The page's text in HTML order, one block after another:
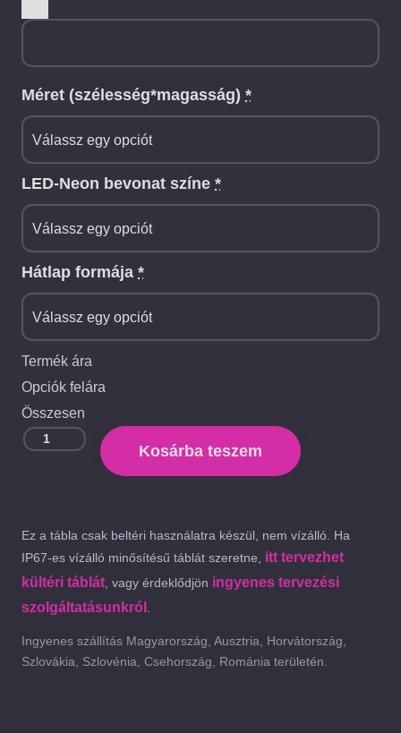
Méret (szélesség*magasság) *
LED-Neon bevonat színe *
Hátlap formája *
Termék ára
Opciók felára
Összesen
Kosárba teszem
Ez a tábla csak beltéri használatra készül, nem vízálló. Ha
IP67-es vízálló minősítésű táblát szeretne, itt tervezhet
kültéri táblát , vagy érdeklődjön ingyenes tervezési
szolgáltatásunkról
Ingyenes szállítás Magyarország, Ausztria, Horvátország,
Szlovákia, Szlovénia, Csehország, Románia területén.